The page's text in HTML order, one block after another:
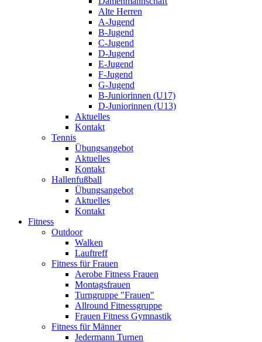
Alte Herren
A-Jugend
B-Jugend
C-Jugend
D-Jugend
E-Jugend
F-Jugend
G-Jugend
B-Juniorinnen (U17)
D-Juniorinnen (U13)
Aktuelles
Kontakt
Tennis
Übungsangebot
Aktuelles
Kontakt
Hallenfußball
Übungsangebot
Aktuelles
Kontakt
Fitness
Outdoor
Walken
Lauftreff
Fitness für Frauen
Aerobe Fitness Frauen
Montagsfrauen
Turngruppe "Frauen"
Allround Fitnessgruppe
Frauen Fitness Gymnastik
Fitness für Männer
Jedermann Turnen